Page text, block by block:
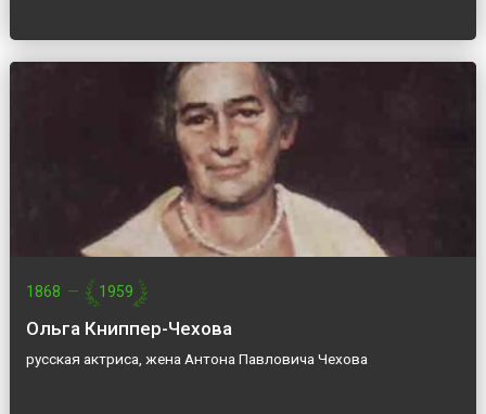
1868 — 1959
Ольга Книппер-Чехова
русская актриса, жена Антона Павловича Чехова